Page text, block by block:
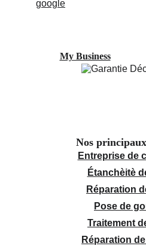
My Business
Nos
Entreprise de
Étanchèitè
Réparation
Pose de
Traitement
Réparation